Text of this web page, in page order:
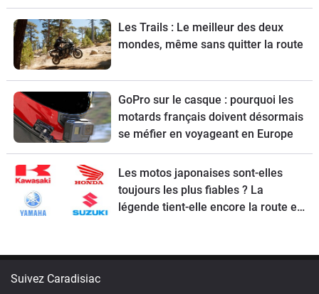
Les Trails : Le meilleur des deux
mondes, même sans quitter la route
GoPro sur le casque : pourquoi les
motards français doivent désormais
se méfier en voyageant en Europe
Les motos japonaises sont-elles
toujours les plus fiables ? La
légende tient-elle encore la route en
Suivez Caradisiac